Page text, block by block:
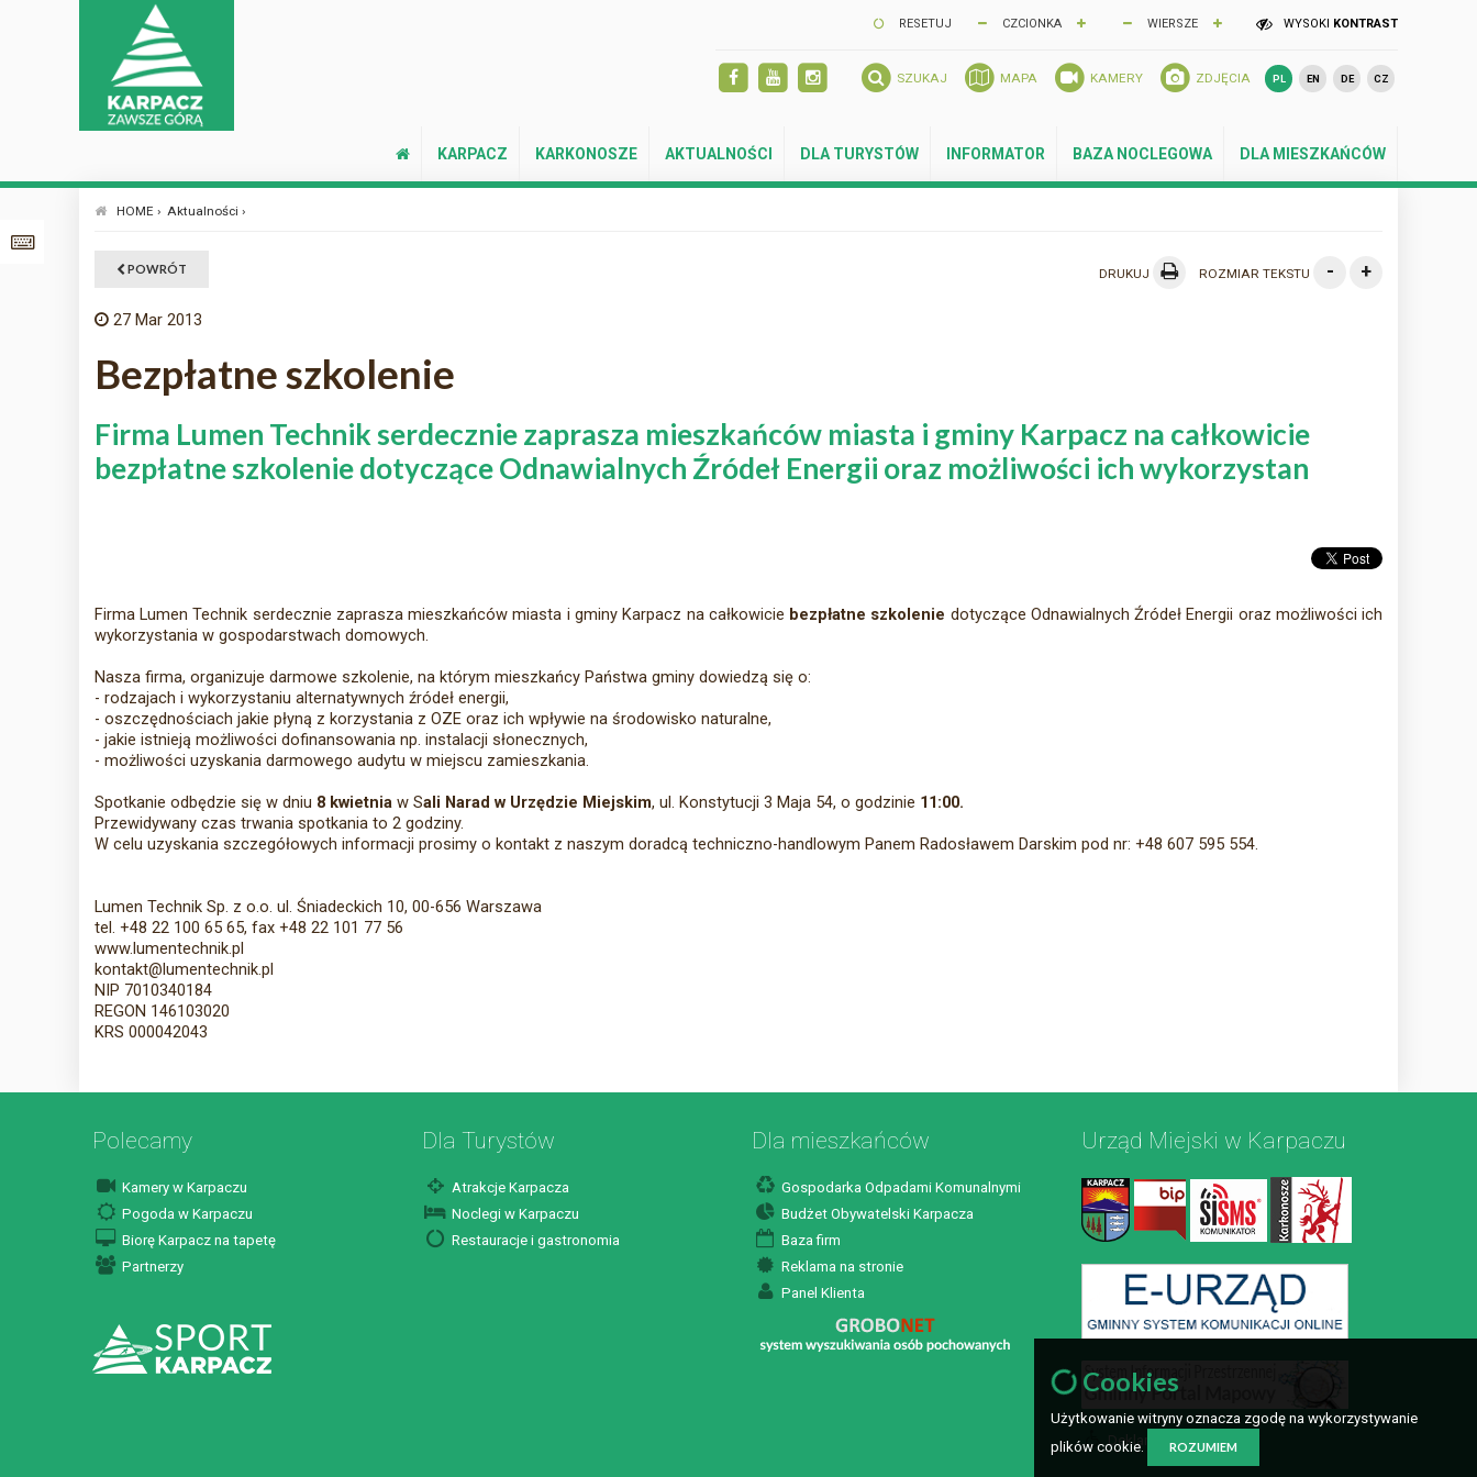
RESETUJ CZCIONKA WIERSZE WYSOKI KONTRAST
SZUKAJ MAPA KAMERY ZDJĘCIA PL EN DE CZ
KARPACZ KARKONOSZE AKTUALNOŚCI DLA TURYSTÓW INFORMATOR BAZA NOCLEGOWA DLA MIESZKAŃCÓW
HOME › Aktualności ›
POWRÓT DRUKUJ ROZMIAR TEKSTU - +
27 Mar 2013
Bezpłatne szkolenie
Firma Lumen Technik serdecznie zaprasza mieszkańców miasta i gminy Karpacz na całkowicie
bezpłatne szkolenie dotyczące Odnawialnych Źródeł Energii oraz możliwości ich wykorzystan
Firma Lumen Technik serdecznie zaprasza mieszkańców miasta i gminy Karpacz na całkowicie bezpłatne szkolenie dotyczące Odnawialnych Źródeł Energii oraz możliwości ich
wykorzystania w gospodarstwach domowych.
Nasza firma, organizuje darmowe szkolenie, na którym mieszkańcy Państwa gminy dowiedzą się o:
- rodzajach i wykorzystaniu alternatywnych źródeł energii,
- oszczędnościach jakie płyną z korzystania z OZE oraz ich wpływie na środowisko naturalne,
- jakie istnieją możliwości dofinansowania np. instalacji słonecznych,
- możliwości uzyskania darmowego audytu w miejscu zamieszkania.
Spotkanie odbędzie się w dniu 8 kwietniaw Sali Narad w Urzędzie Miejskim, ul. Konstytucji 3 Maja 54, o godzinie 11:00.
Przewidywany czas trwania spotkania to 2 godziny.
W celu uzyskania szczegółowych informacji prosimy o kontakt z naszym doradcą techniczno-handlowym Panem Radosławem Darskim pod nr: +48 607 595 554.
Lumen Technik Sp. z o.o. ul. Śniadeckich 10, 00-656 Warszawa
tel. +48 22 100 65 65, fax +48 22 101 77 56
www.lumentechnik.pl
kontakt@lumentechnik.pl
NIP 7010340184
REGON 146103020
KRS 000042043
Polecamy
Kamery w Karpaczu
Pogoda w Karpaczu
Biorę Karpacz na tapetę
Partnerzy
Dla Turystów
Atrakcje Karpacza
Noclegi w Karpaczu
Restauracje i gastronomia
Dla mieszkańców
Gospodarka Odpadami Komunalnymi
Budżet Obywatelski Karpacza
Baza firm
Reklama na stronie
Panel Klienta
Urząd Miejski w Karpaczu
Deklaracja dostępności
Cookies
Użytkowanie witryny oznacza zgodę na wykorzystywanie
plików cookie.
ROZUMIEM